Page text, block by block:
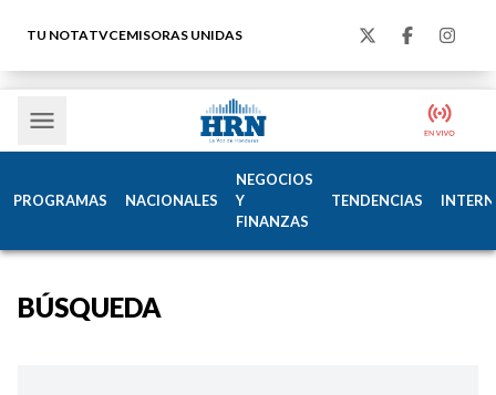
TU NOTATVCEMISORAS UNIDAS
PROGRAMAS NACIONALES
NEGOCIOS
Y
FINANZAS
TENDENCIAS
BÚSQUEDA